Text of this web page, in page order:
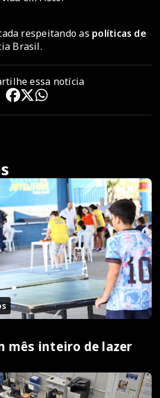
respeitando as políticas de
Brasil.
essa notícia
mês inteiro de lazer